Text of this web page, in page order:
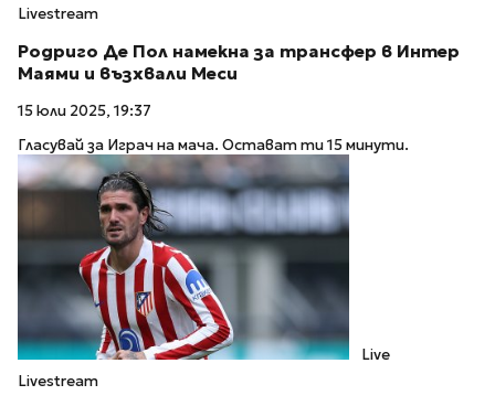
Livestream
Родриго Де Пол намекна за трансфер в Интер
Маями и възхвали Меси
15 юли 2025, 19:37
Гласувай за Играч на мача. Остават ти 15 минути.
Live
Livestream